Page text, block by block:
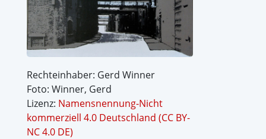
Rechteinhaber: Gerd Winner
Foto: Winner, Gerd
Lizenz: Namensnennung-Nicht
kommerziell 4.0 Deutschland (CC BY-
NC 4.0 DE)